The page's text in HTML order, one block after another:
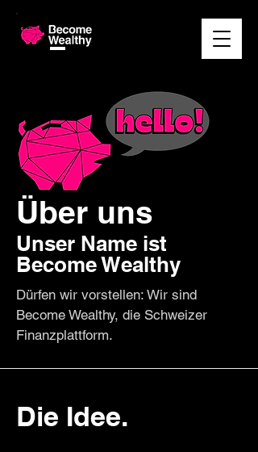
Über uns
Unser Name ist
Become Wealthy
Dürfen wir vorstellen: Wir sind
Become Wealthy, die Schweizer
Finanzplattform.
Die Idee.